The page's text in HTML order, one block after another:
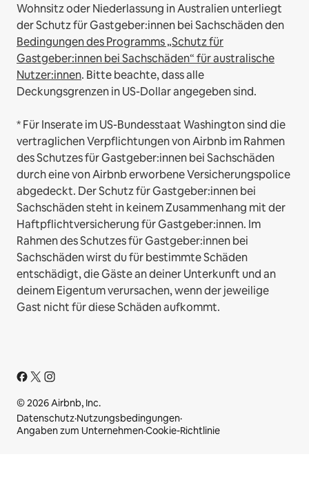
Wohnsitz oder Niederlassung in Australien unterliegt
der Schutz für Gastgeber:innen bei Sachschäden den
Bedingungen des Programms „Schutz für
Gastgeber:innen bei Sachschäden“ für australische
Nutzer:innen. Bitte beachte, dass alle
Deckungsgrenzen in US-Dollar angegeben sind.
* Für Inserate im US-Bundesstaat Washington sind die
vertraglichen Verpflichtungen von Airbnb im Rahmen
des Schutzes für Gastgeber:innen bei Sachschäden
durch eine von Airbnb erworbene Versicherungspolice
abgedeckt. Der Schutz für Gastgeber:innen bei
Sachschäden steht in keinem Zusammenhang mit der
Haftpflichtversicherung für Gastgeber:innen. Im
Rahmen des Schutzes für Gastgeber:innen bei
Sachschäden wirst du für bestimmte Schäden
entschädigt, die Gäste an deiner Unterkunft und an
deinem Eigentum verursachen, wenn der jeweilige
Gast nicht für diese Schäden aufkommt.
© 2026 Airbnb, Inc.
Datenschutz·Nutzungsbedingungen·
Angaben zum Unternehmen·Cookie-Richtlinie